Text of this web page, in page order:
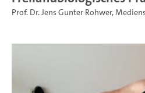
Prof. Dr. Jens Gunter Rohwer,